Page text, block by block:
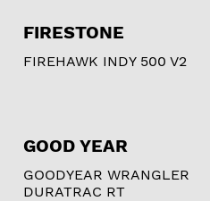
FIRESTONE
FIREHAWK INDY 500 V2
GOOD YEAR
GOODYEAR WRANGLER
DURATRAC RT